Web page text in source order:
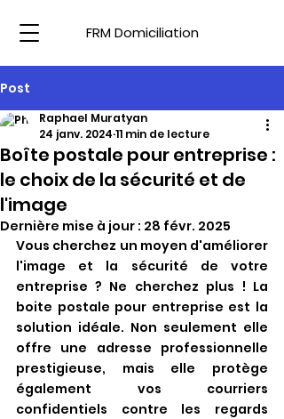
FRM Domiciliation
Post
Boîte postale pour entreprise :
le choix de la sécurité et de
l'image
Raphael Muratyan
24 janv. 2024 11 min de lecture
Dernière mise à jour : 28 févr. 2025
Vous cherchez un moyen d'améliorer
l'image et la sécurité de votre
entreprise ? Ne cherchez plus ! La
boite postale pour entreprise est la
solution idéale. Non seulement elle
offre une adresse professionnelle
prestigieuse, mais elle protège
également vos courriers
confidentiels contre les regards